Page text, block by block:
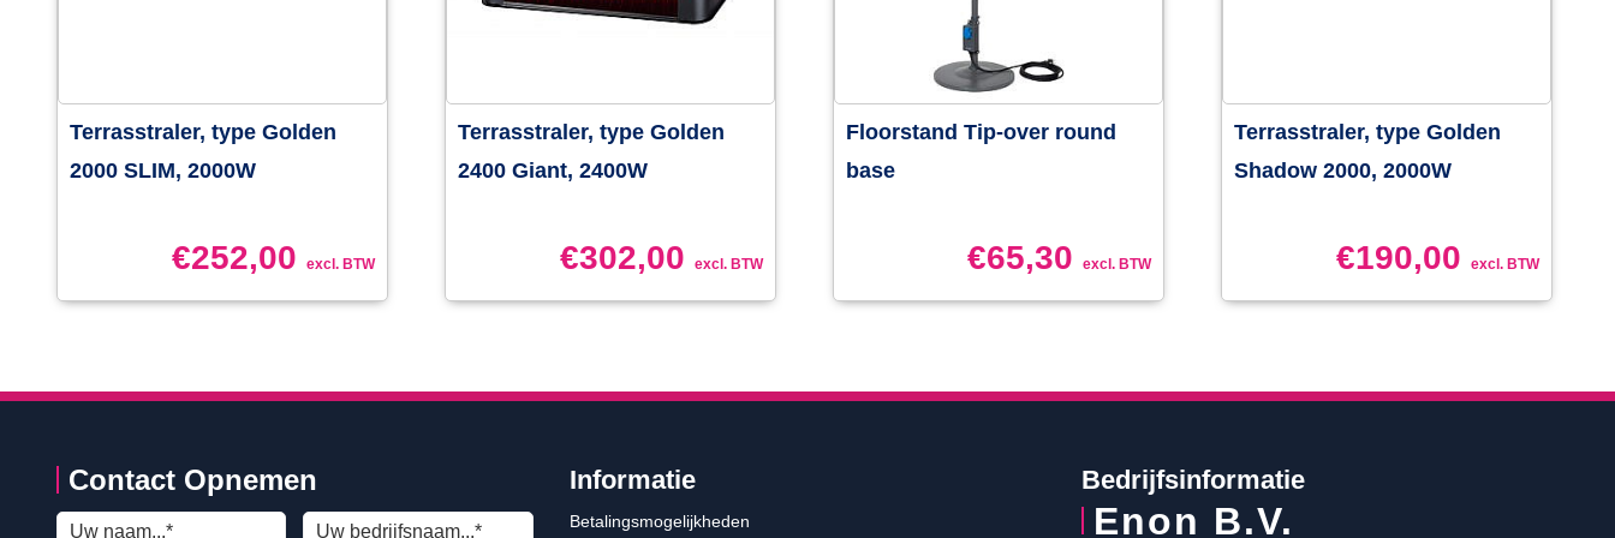
Terrasstraler, type Golden
2000 SLIM, 2000W
€252,00 excl. BTW
Terrasstraler, type Golden
2400 Giant, 2400W
€302,00 excl. BTW
Floorstand Tip-over round
base
€65,30 excl. BTW
Terrasstraler, type Golden
Shadow 2000, 2000W
€190,00 excl. BTW
Contact Opnemen Informatie
Betalingsmogelijkheden
Bedrijfsinformatie
Enon B.V.